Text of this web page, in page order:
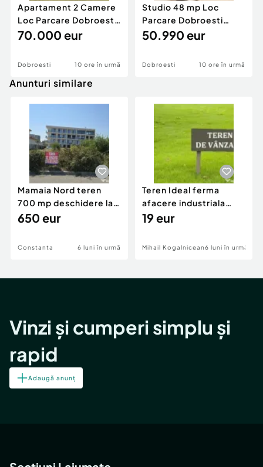
Apartament 2 Camere
Loc Parcare Dobroesti
Bucuresti Est
70.000 eur
Dobroesti 10 ore în urmă
Studio 48 mp Loc
Parcare Dobroesti
Bucuresti Est
50.990 eur
Dobroesti 10 ore în urmă
Anunturi similare
Mamaia Nord teren
700 mp deschidere la
D24 si D25
650 eur
Constanta 6 luni în urmă
Teren Ideal ferma
afacere industriala
deschidere 71 ml la
19 eur
Mihail Kogalniceanu6 luni în urmă
Vinzi și cumperi simplu și
rapid
Adaugă anunț